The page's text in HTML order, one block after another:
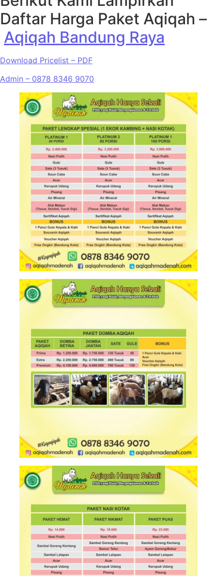
Daftar Harga Paket Aqiqah –
Aqiqah Bandung Raya
Download Pricelist – PDF
Admin – 0878 8346 9070